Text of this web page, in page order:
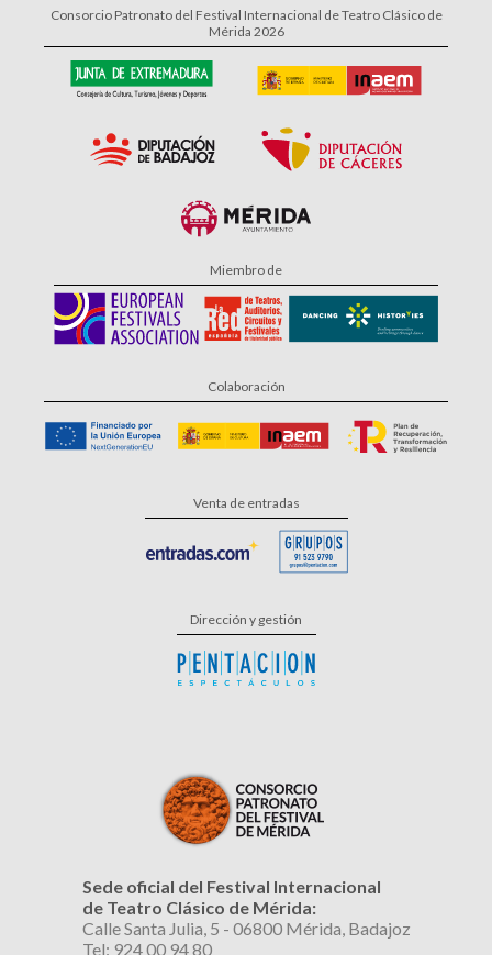
Consorcio Patronato del Festival Internacional de Teatro Clásico de
Mérida 2026
Miembro de
Colaboración
Venta de entradas
Dirección y gestión
Sede oficial del Festival Internacional
de Teatro Clásico de Mérida:
Calle Santa Julia, 5 - 06800 Mérida, Badajoz
Tel: 924 00 94 80